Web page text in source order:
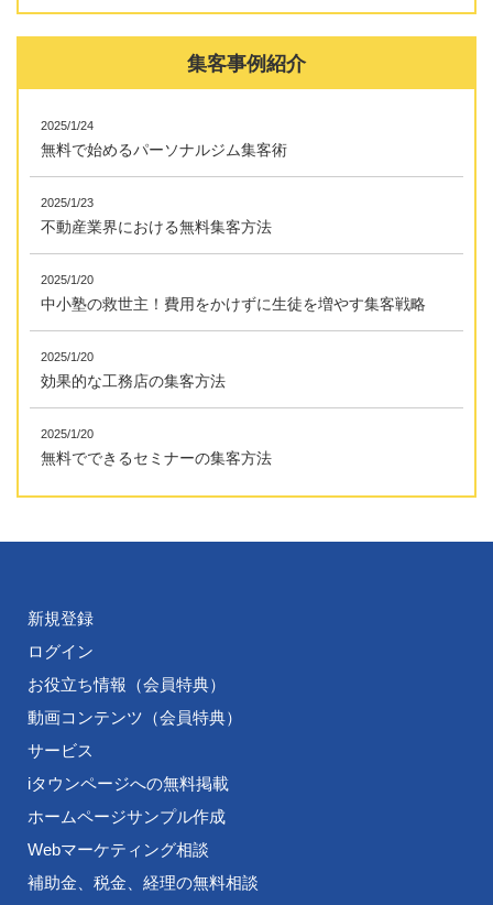
集客事例紹介
2025/1/24
無料で始めるパーソナルジム集客術
2025/1/23
不動産業界における無料集客方法
2025/1/20
中小塾の救世主！費用をかけずに生徒を増やす集客戦略
2025/1/20
効果的な工務店の集客方法
2025/1/20
無料でできるセミナーの集客方法
新規登録
ログイン
お役立ち情報（会員特典）
動画コンテンツ（会員特典）
サービス
iタウンページへの無料掲載
ホームページサンプル作成
Webマーケティング相談
補助金、税金、経理の無料相談